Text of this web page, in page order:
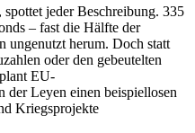
jeder Beschreibung. 335
– fast die Hälfte der
ungenutzt herum. Doch statt
oder den gebeutelten
EU-
der Leyen einen beispiellosen
Kriegsprojekte